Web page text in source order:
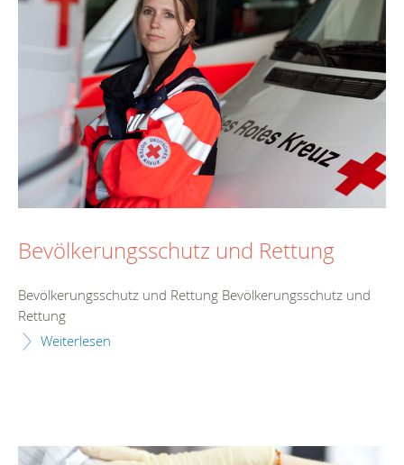
Bevölkerungsschutz und Rettung
Bevölkerungsschutz und Rettung Bevölkerungsschutz und
Rettung
Weiterlesen